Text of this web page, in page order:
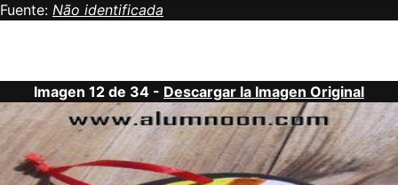
Fuente: Não identificada
Imagen 12 de 34 - Descargar la Imagen Original